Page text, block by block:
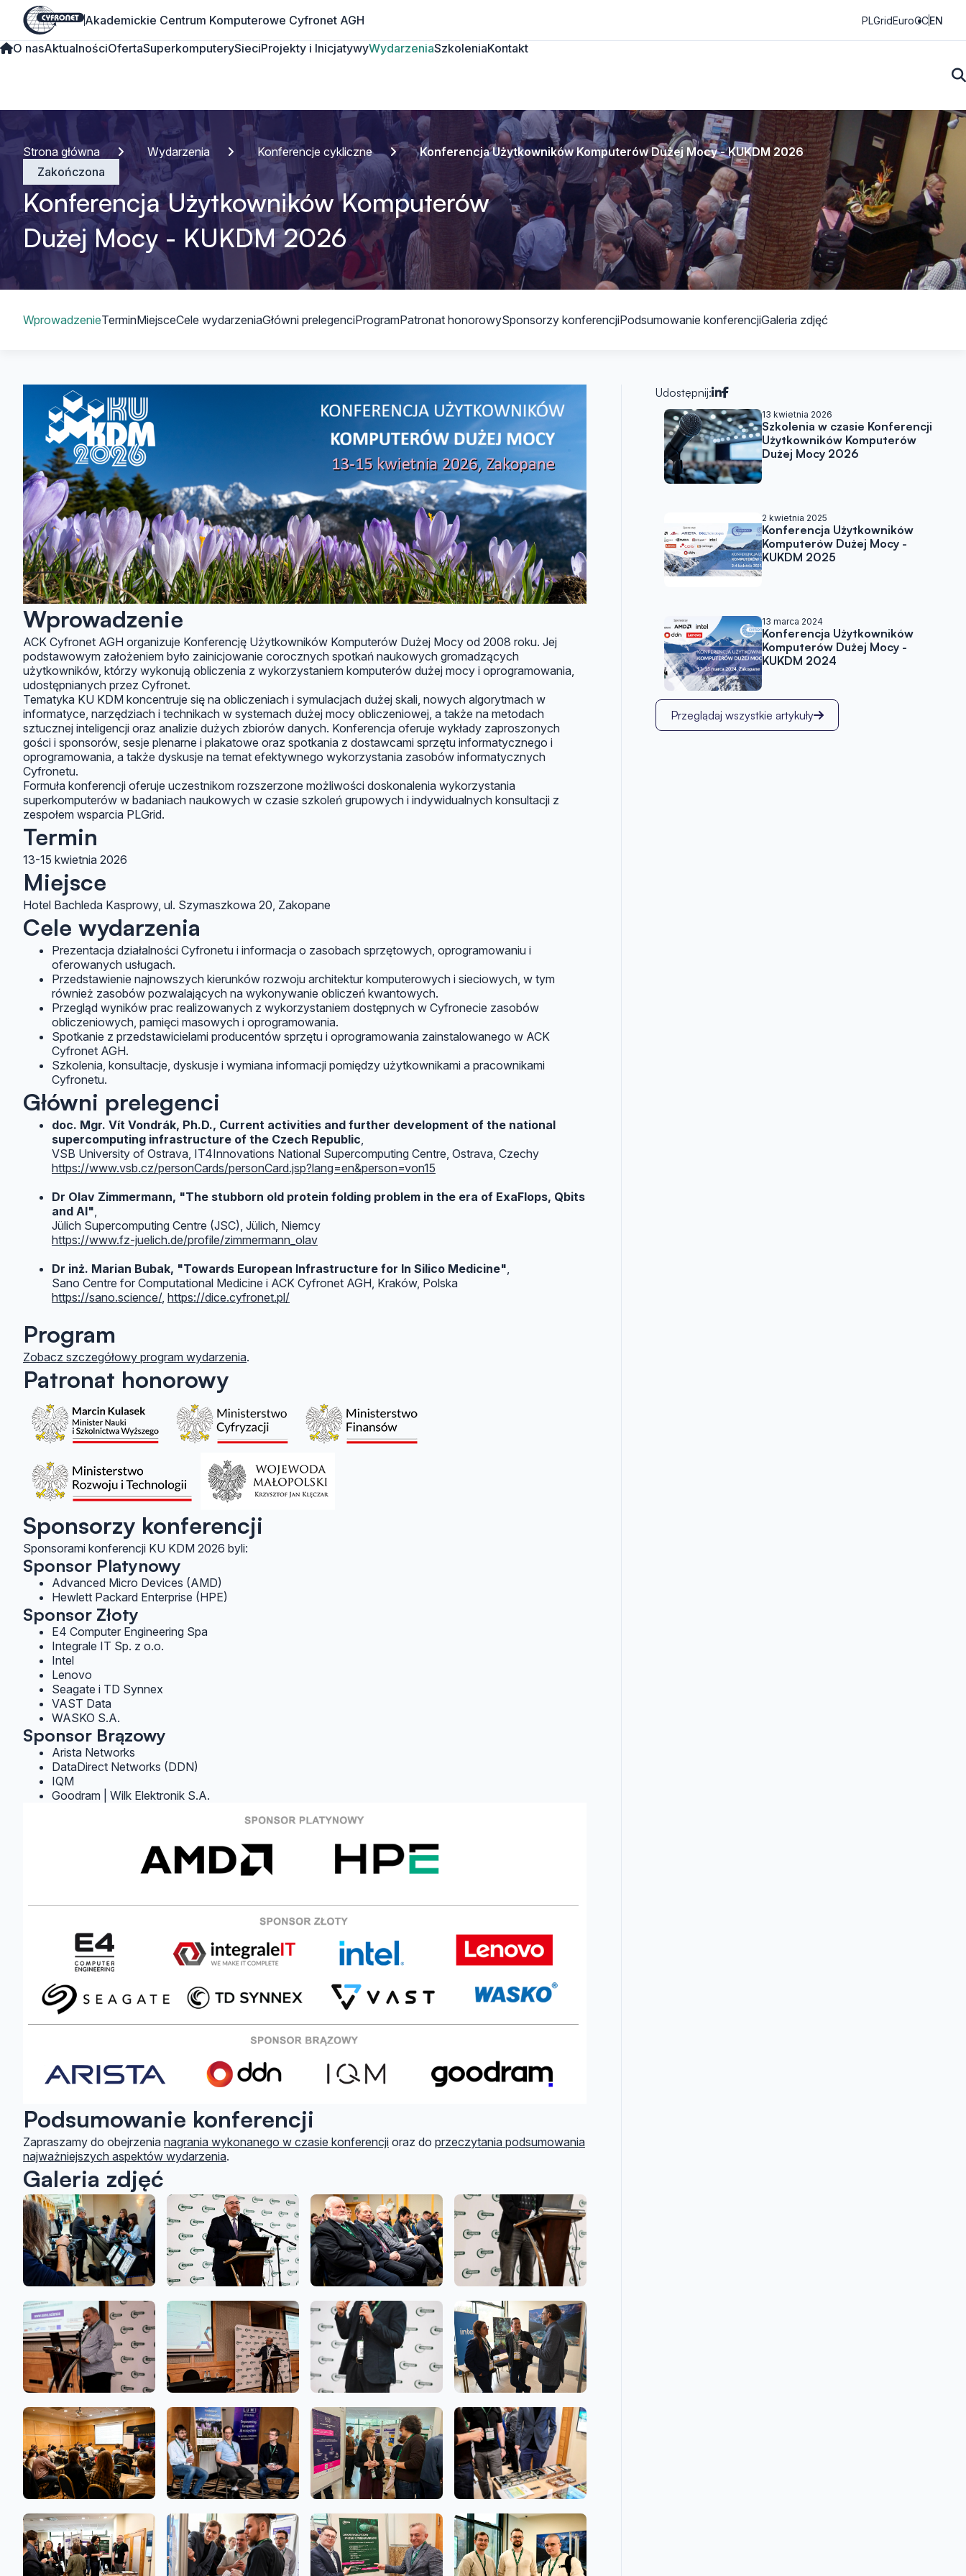
Akademickie Centrum Komputerowe Cyfronet AGH PLGridEuroCCEN
O nasAktualnościOfertaSuperkomputerySieciProjekty i InicjatywyWydarzeniaSzkoleniaKontakt
Strona główna Wydarzenia Konferencje cykliczne
Konferencja Użytkowników Komputerów Dużej Mocy - KUKDM 2026
Zakończona
Konferencja Użytkowników Komputerów
Dużej Mocy - KUKDM 2026
WprowadzenieTerminMiejsceCele wydarzeniaGłówni prelegenciProgramPatronat honorowySponsorzy konferencjiPodsumowanie konferencjiGaleria zdjęć
Wprowadzenie
ACK Cyfronet AGH organizuje Konferencję Użytkowników Komputerów Dużej Mocy od 2008 roku. Jej
podstawowym założeniem było zainicjowanie corocznych spotkań naukowych gromadzących
użytkowników, którzy wykonują obliczenia z wykorzystaniem komputerów dużej mocy i oprogramowania,
udostępnianych przez Cyfronet.
Tematyka KU KDM koncentruje się na obliczeniach i symulacjach dużej skali, nowych algorytmach w
informatyce, narzędziach i technikach w systemach dużej mocy obliczeniowej, a także na metodach
sztucznej inteligencji oraz analizie dużych zbiorów danych. Konferencja oferuje wykłady zaproszonych
gości i sponsorów, sesje plenarne i plakatowe oraz spotkania z dostawcami sprzętu informatycznego i
oprogramowania, a także dyskusje na temat efektywnego wykorzystania zasobów informatycznych
Cyfronetu.
Formuła konferencji oferuje uczestnikom rozszerzone możliwości doskonalenia wykorzystania
superkomputerów w badaniach naukowych w czasie szkoleń grupowych i indywidualnych konsultacji z
zespołem wsparcia PLGrid.
Termin
13-15 kwietnia 2026
Miejsce
Hotel Bachleda Kasprowy, ul. Szymaszkowa 20, Zakopane
Cele wydarzenia
Prezentacja działalności Cyfronetu i informacja o zasobach sprzętowych, oprogramowaniu i
oferowanych usługach.
Przedstawienie najnowszych kierunków rozwoju architektur komputerowych i sieciowych, w tym
również zasobów pozwalających na wykonywanie obliczeń kwantowych.
Przegląd wyników prac realizowanych z wykorzystaniem dostępnych w Cyfronecie zasobów
obliczeniowych, pamięci masowych i oprogramowania.
Spotkanie z przedstawicielami producentów sprzętu i oprogramowania zainstalowanego w ACK
Cyfronet AGH.
Szkolenia, konsultacje, dyskusje i wymiana informacji pomiędzy użytkownikami a pracownikami
Cyfronetu.
Główni prelegenci
doc. Mgr. Vít Vondrák, Ph.D., Current activities and further development of the national
supercomputing infrastructure of the Czech Republic,
VSB University of Ostrava, IT4Innovations National Supercomputing Centre, Ostrava, Czechy
https://www.vsb.cz/personCards/personCard.jsp?lang=en&person=von15
Dr Olav Zimmermann, "The stubborn old protein folding problem in the era of ExaFlops, Qbits
and AI",
Jülich Supercomputing Centre (JSC), Jülich, Niemcy
https://www.fz-juelich.de/profile/zimmermann_olav
Dr inż. Marian Bubak, "Towards European Infrastructure for In Silico Medicine",
Sano Centre for Computational Medicine i ACK Cyfronet AGH, Kraków, Polska
https://sano.science/, https://dice.cyfronet.pl/
Program
Zobacz szczegółowy program wydarzenia.
Patronat honorowy
Sponsorzy konferencji
Sponsorami konferencji KU KDM 2026 byli:
Sponsor Platynowy
Advanced Micro Devices (AMD)
Hewlett Packard Enterprise (HPE)
Sponsor Złoty
E4 Computer Engineering Spa
Integrale IT Sp. z o.o.
Intel
Lenovo
Seagate i TD Synnex
VAST Data
WASKO S.A.
Sponsor Brązowy
Arista Networks
DataDirect Networks (DDN)
IQM
Goodram | Wilk Elektronik S.A.
Podsumowanie konferencji
Zapraszamy do obejrzenia nagrania wykonanego w czasie konferencji oraz do przeczytania podsumowania
najważniejszych aspektów wydarzenia.
Galeria zdjęć
Udostępnij:
Artykuły w podobnej
13 kwietnia 2026
Szkolenia w czasie Konferencji
Użytkowników Komputerów
Dużej Mocy 2026
2 kwietnia 2025
Konferencja Użytkowników
Komputerów Dużej Mocy -
KUKDM 2025
13 marca 2024
Konferencja Użytkowników
Komputerów Dużej Mocy -
KUKDM 2024
Przeglądaj wszystkie artykuły